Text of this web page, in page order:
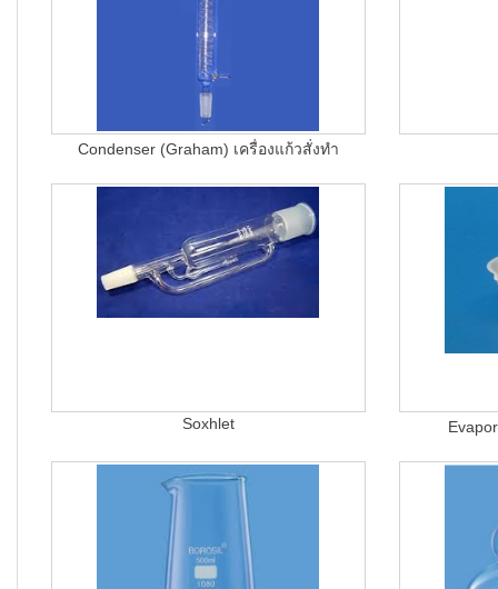
Condenser (Graham) เครื่องแก้วสั่งทำ
Soxhlet